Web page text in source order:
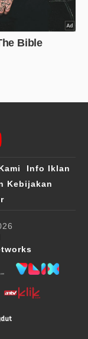
Info Iklan
Kebijakan